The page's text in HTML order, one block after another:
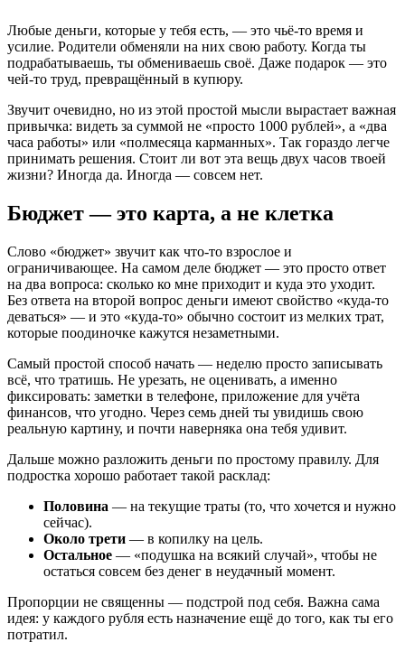
Любые деньги, которые у тебя есть, — это чьё-то время и
усилие. Родители обменяли на них свою работу. Когда ты
подрабатываешь, ты обмениваешь своё. Даже подарок — это
чей-то труд, превращённый в купюру.
Звучит очевидно, но из этой простой мысли вырастает важная
привычка: видеть за суммой не «просто 1000 рублей», а «два
часа работы» или «полмесяца карманных». Так гораздо легче
принимать решения. Стоит ли вот эта вещь двух часов твоей
жизни? Иногда да. Иногда — совсем нет.
Бюджет — это карта, а не клетка
Слово «бюджет» звучит как что-то взрослое и
ограничивающее. На самом деле бюджет — это просто ответ
на два вопроса: сколько ко мне приходит и куда это уходит.
Без ответа на второй вопрос деньги имеют свойство «куда-то
деваться» — и это «куда-то» обычно состоит из мелких трат,
которые поодиночке кажутся незаметными.
Самый простой способ начать — неделю просто записывать
всё, что тратишь. Не урезать, не оценивать, а именно
фиксировать: заметки в телефоне, приложение для учёта
финансов, что угодно. Через семь дней ты увидишь свою
реальную картину, и почти наверняка она тебя удивит.
Дальше можно разложить деньги по простому правилу. Для
подростка хорошо работает такой расклад:
Половина — на текущие траты (то, что хочется и нужно
сейчас).
Около трети — в копилку на цель.
Остальное — «подушка на всякий случай», чтобы не
остаться совсем без денег в неудачный момент.
Пропорции не священны — подстрой под себя. Важна сама
идея: у каждого рубля есть назначение ещё до того, как ты его
потратил.